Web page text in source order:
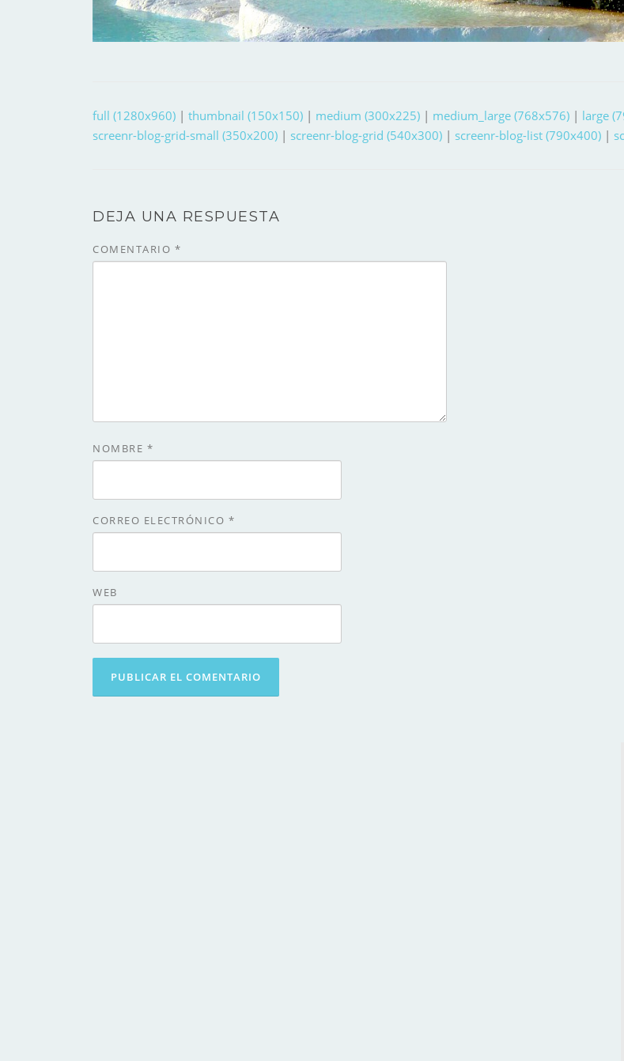
full (1280x960) | thumbnail (150x150) | medium (300x225) | medium_large (768x576) | large
screenr-blog-grid-small (350x200) | screenr-blog-grid (540x300) | screenr-blog-list (790x400) |
DEJA UNA RESPUESTA
COMENTARIO *
NOMBRE *
CORREO ELECTRÓNICO *
WEB